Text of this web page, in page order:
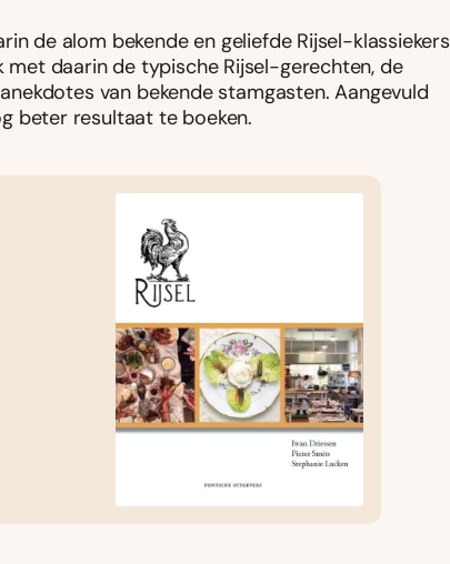
de alom bekende en geliefde Rijsel-klassiekers
daarin de typische Rijsel-gerechten, de
van bekende stamgasten. Aangevuld
beter resultaat te boeken.